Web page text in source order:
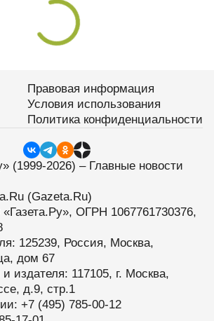
Правовая информация
Условия использования
Политика конфиденциальности
(1999-2026) – Главные новости
(Gazeta.Ru)
, ОГРН 1067761730376,
125239, Россия, Москва,
дом 67
издателя: 117105, г. Москва,
д.9, стр.1
+7 (495) 785-00-12